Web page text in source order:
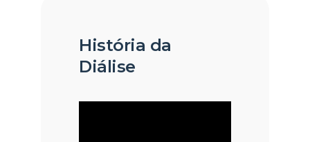
História da
Diálise